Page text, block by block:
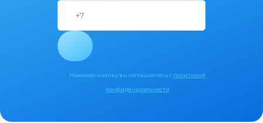
Нажимая кнопку вы соглашаетесь с политикой
конфиденциальности